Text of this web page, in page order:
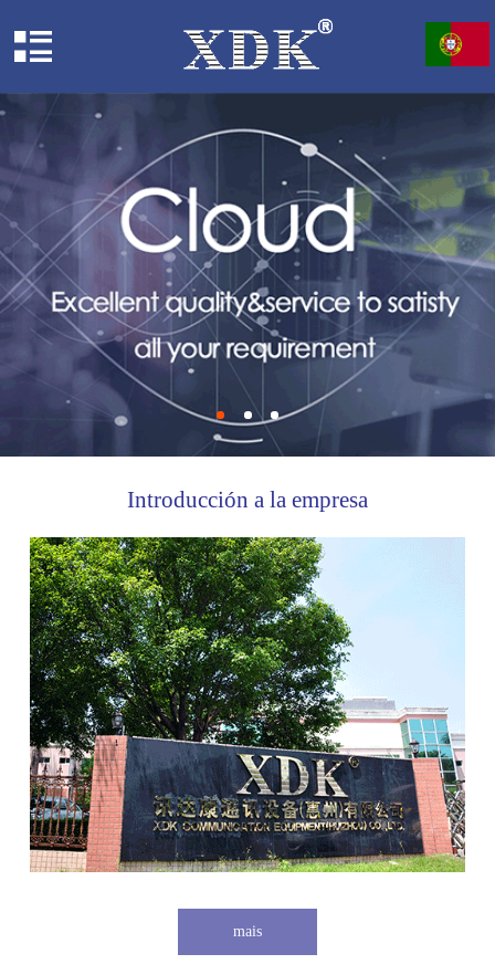
Introducción a la empresa
mais